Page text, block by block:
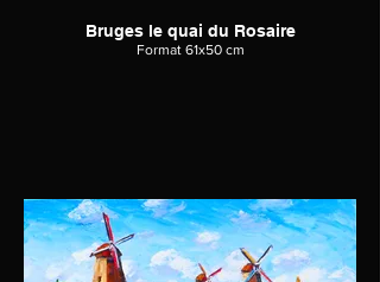
Bruges le quai du Rosaire
Format 61x50 cm